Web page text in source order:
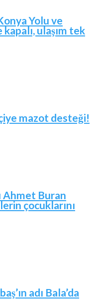
Yolu ve
ulaşım tek
mazot desteği!
Ahmet Buran
çocuklarını
adı Bala’da